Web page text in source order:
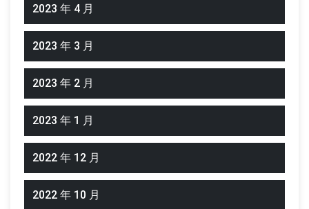
2023 年 4 月
2023 年 3 月
2023 年 2 月
2023 年 1 月
2022 年 12 月
2022 年 10 月